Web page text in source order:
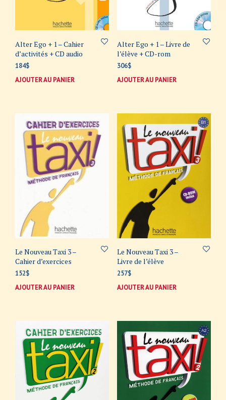
Alter Ego + 1 – Cahier
d’activités + CD audio
184$
AJOUTER AU PANIER
Alter Ego + 1 – Livre de
l’élève + CD-rom
306$
AJOUTER AU PANIER
Le Nouveau Taxi 3 –
Cahier d’exercices
152$
AJOUTER AU PANIER
Le Nouveau Taxi 3 –
Livre de l’élève
257$
AJOUTER AU PANIER